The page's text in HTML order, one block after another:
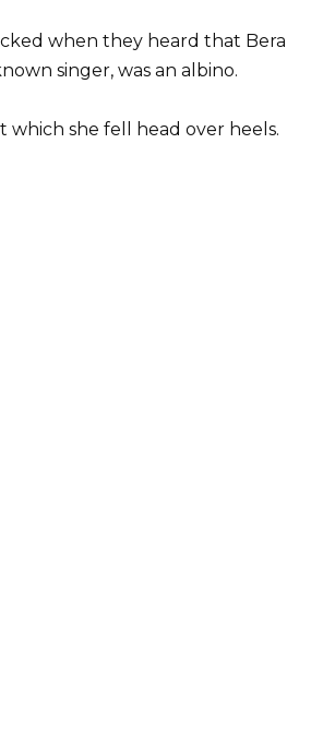
when they heard that Bera
singer, was an albino.
which she fell head over heels.